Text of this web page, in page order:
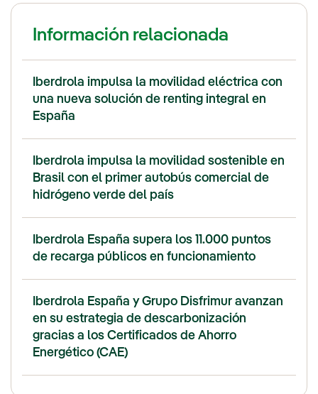
Información relacionada
Iberdrola impulsa la movilidad eléctrica con
una nueva solución de renting integral en
España
Iberdrola impulsa la movilidad sostenible en
Brasil con el primer autobús comercial de
hidrógeno verde del país
Iberdrola España supera los 11.000 puntos
de recarga públicos en funcionamiento
Iberdrola España y Grupo Disfrimur avanzan
en su estrategia de descarbonización
gracias a los Certificados de Ahorro
Energético (CAE)